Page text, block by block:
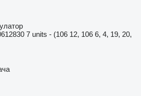
7 units - (106 12, 106 6, 4, 19, 20,